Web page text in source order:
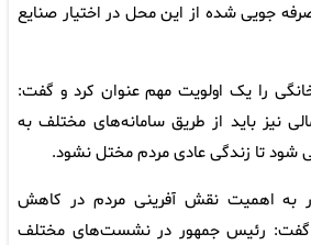
جویی شده از این محل در اختیار صنایع
را یک اولویت مهم عنوان کرد و گفت:
نیز باید از طریق سامانه‌های مختلف به
شود تا زندگی عادی مردم مختل نشود.
به اهمیت نقش آفرینی مردم در کاهش
گفت: رئیس جمهور در نشست‌های مختلف